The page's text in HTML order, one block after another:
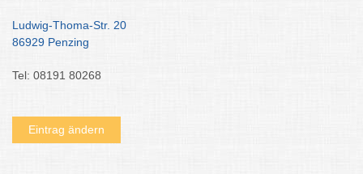
Ludwig-Thoma-Str. 20
86929 Penzing
Tel: 08191 80268
Eintrag ändern